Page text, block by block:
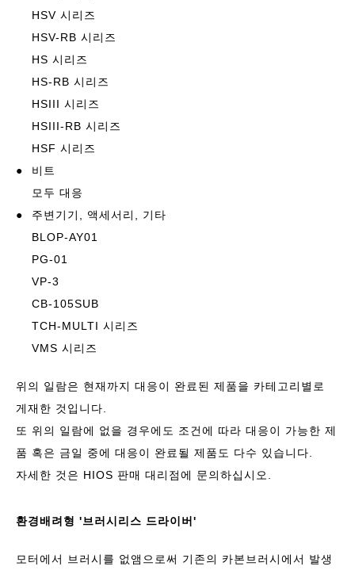
HSV 시리즈
HSV-RB 시리즈
HS 시리즈
HS-RB 시리즈
HSIII 시리즈
HSIII-RB 시리즈
HSF 시리즈
●
비트
모두 대응
●
주변기기, 액세서리, 기타
BLOP-AY01
PG-01
VP-3
CB-105SUB
TCH-MULTI 시리즈
VMS 시리즈
위의 일람은 현재까지 대응이 완료된 제품을 카테고리별로
게재한 것입니다.
또 위의 일람에 없을 경우에도 조건에 따라 대응이 가능한 제
품 혹은 금일 중에 대응이 완료될 제품도 다수 있습니다.
자세한 것은 HIOS 판매 대리점에 문의하십시오.
환경배려형 '브러시리스 드라이버'
모터에서 브러시를 없앰으로써 기존의 카본브러시에서 발생